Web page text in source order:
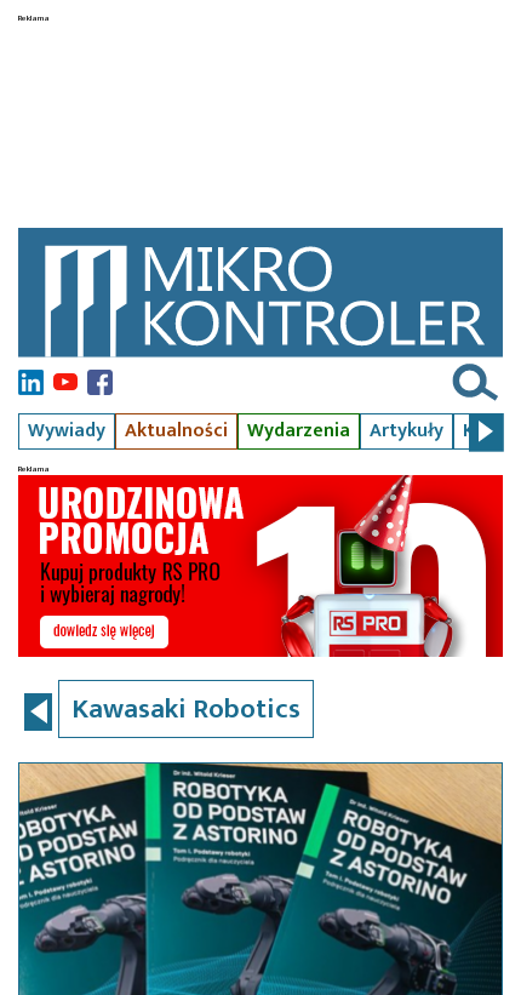
Wywiady Aktualności Wydarzenia Artykuły Kursy
Kawasaki Robotics